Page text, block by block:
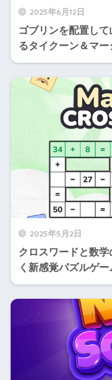
2025年6月12日
ゴブリンを配置し
るタイクーン＆マー
2025年5月2日
クロスワードと数
く新感覚パズルゲー